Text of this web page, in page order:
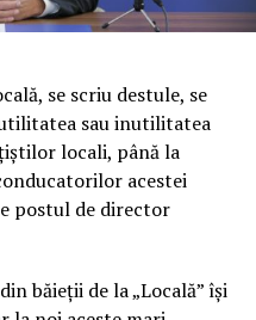
se scriu destule, se
sau inutilitatea
locali, până la
acestei
postul de director
băieţii de la „Locală” îşi